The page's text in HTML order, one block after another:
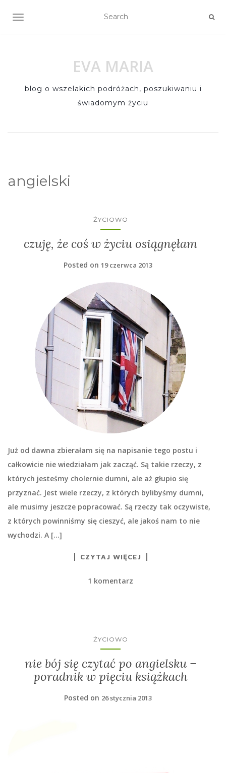
TOGGLE NAVIGATION
EVA MARIA
blog o wszelakich podróżach, poszukiwaniu i
świadomym życiu
angielski
ŻYCIOWO
czuję, że coś w życiu osiągnęłam
Posted on 19 czerwca 2013
Już od dawna zbierałam się na napisanie tego postu i
całkowicie nie wiedziałam jak zacząć. Są takie rzeczy, z
których jesteśmy cholernie dumni, ale aż głupio się
przyznać. Jest wiele rzeczy, z których bylibyśmy dumni,
ale musimy jeszcze popracować. Są rzeczy tak oczywiste,
z których powinniśmy się cieszyć, ale jakoś nam to nie
wychodzi. A […]
CZYTAJ WIĘCEJ
1 komentarz
ŻYCIOWO
nie bój się czytać po angielsku –
poradnik w pięciu książkach
Posted on 26 stycznia 2013